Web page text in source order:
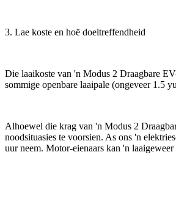
3. Lae koste en hoë doeltreffendheid
Die laaikoste van 'n Modus 2 Draagbare
sommige openbare laaipale (ongeveer 1.5
Alhoewel die krag van 'n Modus 2
noodsituasies te voorsien. As ons 'n
uur neem. Motor-eienaars kan 'n